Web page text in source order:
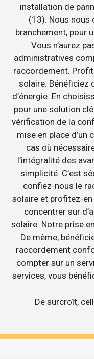
installation de
(13). Nous
branchement, pour
Vous n’aurez
administratives
raccordement.
solaire. Bénéficiez
d’énergie. En
pour une solution
vérification de la
mise en place
cas où
l’intégralité des
simplicité. C’est
confiez-nous le
solaire et profitez-
concentrer sur
solaire. Notre prise
De même,
raccordement
compter sur un
services, vous
De surcroît,